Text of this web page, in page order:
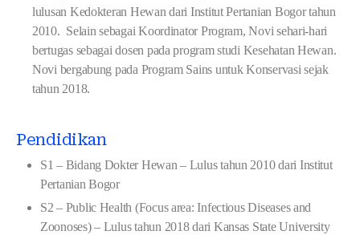
lulusan Kedokteran Hewan dari Institut Pertanian Bogor tahun
2010. Selain sebagai Koordinator Program, Novi sehari-hari
bertugas sebagai dosen pada program studi Kesehatan Hewan.
Novi bergabung pada Program Sains untuk Konservasi sejak
tahun 2018.
Pendidikan
S1 – Bidang Dokter Hewan – Lulus tahun 2010 dari Institut
Pertanian Bogor
S2 – Public Health (Focus area: Infectious Diseases and
Zoonoses) – Lulus tahun 2018 dari Kansas State University